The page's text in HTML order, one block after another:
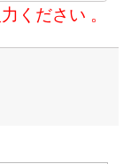
ください 。